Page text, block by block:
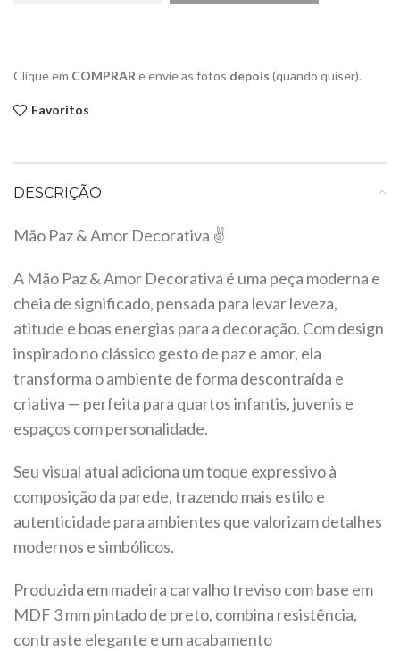
Clique em COMPRAR e envie as fotos depois (quando quiser).
Favoritos
DESCRIÇÃO
Mão Paz & Amor Decorativa ✌️
A Mão Paz & Amor Decorativa é uma peça moderna e
cheia de significado, pensada para levar leveza,
atitude e boas energias para a decoração. Com design
inspirado no clássico gesto de paz e amor, ela
transforma o ambiente de forma descontraída e
criativa — perfeita para quartos infantis, juvenis e
espaços com personalidade.
Seu visual atual adiciona um toque expressivo à
composição da parede, trazendo mais estilo e
autenticidade para ambientes que valorizam detalhes
modernos e simbólicos.
Produzida em madeira carvalho treviso com base em
MDF 3 mm pintado de preto, combina resistência,
contraste elegante e um acabamento